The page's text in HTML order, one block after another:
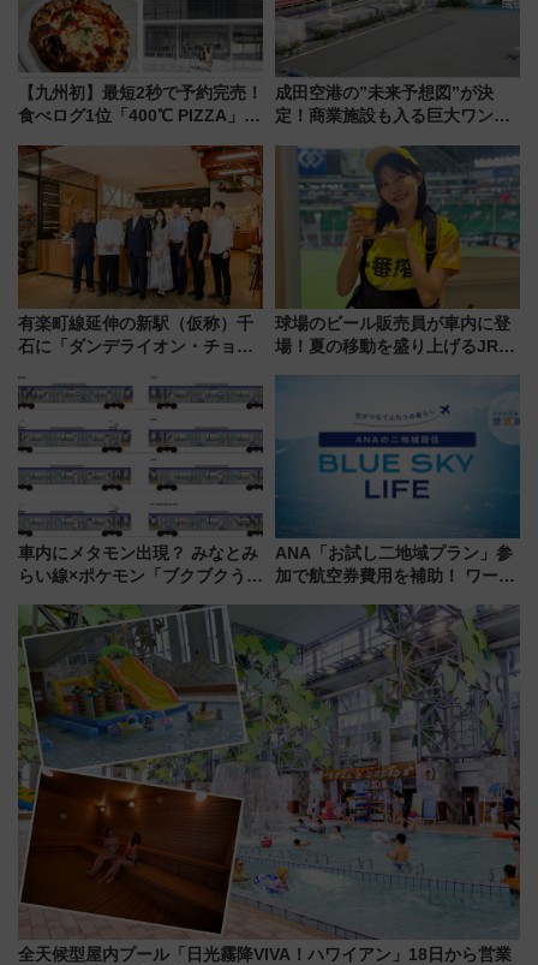
【九州初】最短2秒で予約完売！
食べログ1位「400℃ PIZZA」が
プン。もつ鍋風など限定メニュ
ーも
成田空港の”未来予想図”が決
定！商業施設も入る巨大ワンタ
で新型特急が品川･羽田とを結
ぶ！ JR空港駅は2面3線化！
有楽町線延伸の新駅（仮称）千
石に「ダンデライオン・チョコ
1億円出資で挑む新時代のまちづ
くりとは？
球場のビール販売員が車内に登
場！夏の移動を盛り上げるJR九
月7日限定 ソフトバンクホーク
スとコラボ
車内にメタモン出現？ みなとみ
らい線×ポケモン「ブクブクうみ
行開始に！ この夏は直通列車で
横浜へ！
ANA「お試し二地域プラン」参
加で航空券費用を補助！ ワーケ
治体は？ 2026年は対象のエリア
が拡大！
全天候型屋内プール「日光霧降VIVA！ハワイアン」18日から営業